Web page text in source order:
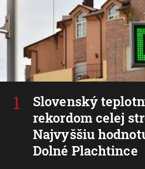
Slovenský
rekordom celej
Najvyššiu
Dolné Plachtince